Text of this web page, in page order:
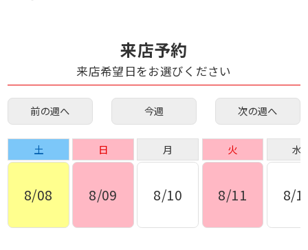
来店予約
来店希望日をお選びください
前の週へ 今週 次の週へ
土
8/08
日
8/09
月
8/10
火
8/11
水
8/